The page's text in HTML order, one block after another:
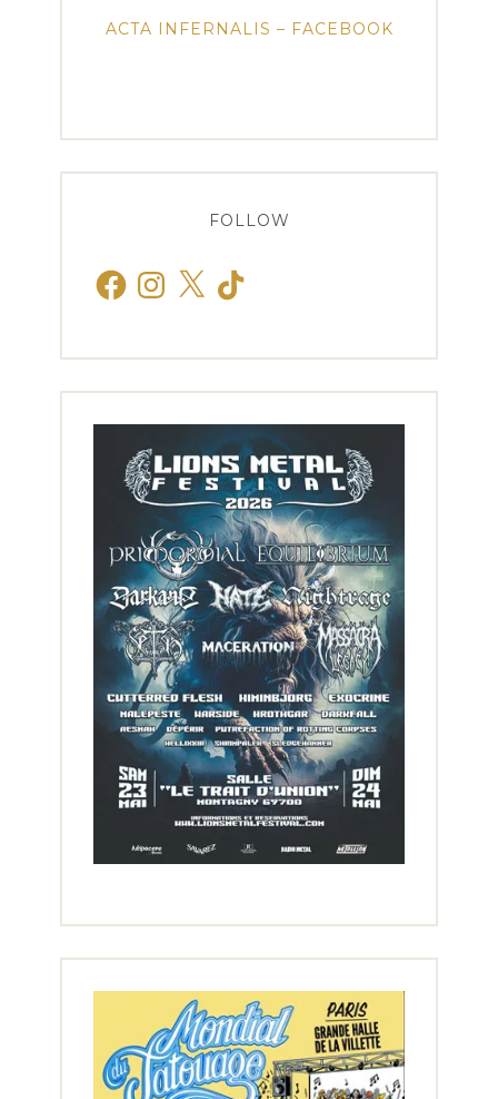
ACTA INFERNALIS – FACEBOOK
FOLLOW
FacebookInstagram
X TikTok